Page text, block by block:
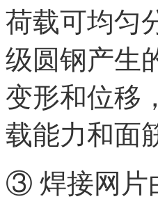
荷载可均匀
级圆钢产生
变形和位移
载能力和面
③ 焊接网片